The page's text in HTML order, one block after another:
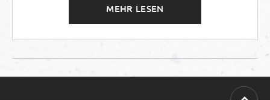
MEHR LESEN